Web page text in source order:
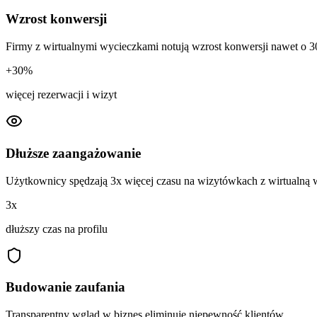
Wzrost konwersji
Firmy z wirtualnymi wycieczkami notują wzrost konwersji nawet o
+30%
więcej rezerwacji i wizyt
Dłuższe zaangażowanie
Użytkownicy spędzają 3x więcej czasu na wizytówkach z wirtualną
3x
dłuższy czas na profilu
Budowanie zaufania
Transparentny wgląd w biznes eliminuje niepewność klientów